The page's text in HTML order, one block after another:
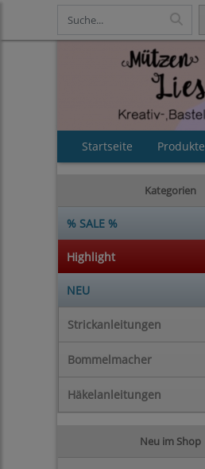
Startseite Produkte
Kategorien
% SALE %
Highlight
NEU
Strickanleitungen
Bommelmacher
Häkelanleitungen
Neu im Shop